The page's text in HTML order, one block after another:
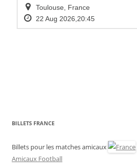
BILLETS FRANCE
Billets pour les matches amicaux
Amicaux Football